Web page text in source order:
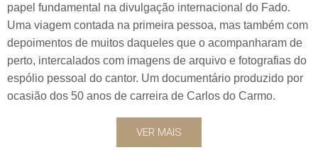
papel fundamental na divulgação internacional do Fado.
Uma viagem contada na primeira pessoa, mas também com
depoimentos de muitos daqueles que o acompanharam de
perto, intercalados com imagens de arquivo e fotografias do
espólio pessoal do cantor. Um documentário produzido por
ocasião dos 50 anos de carreira de Carlos do Carmo.
VER MAIS